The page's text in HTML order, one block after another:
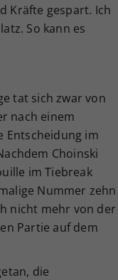
Kräfte gespart. Ich
So kann es
tat sich zwar von
nach einem
Entscheidung im
Choinski
im Tiebreak
Nummer zehn
nicht mehr von der
Partie auf dem
die